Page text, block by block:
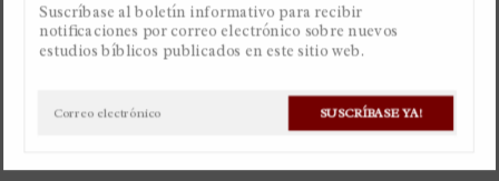
A los creyentes se les ordena que no se asocien
con los pecadores, pero no con los pecadores
que son incrédulos, sino con los pecadores que
SUSCRÍBASE YA!
Suscríbase al boletín informativo para recibir
notificaciones por correo electrónico sobre nuevos
estudios bíblicos publicados en este sitio web.